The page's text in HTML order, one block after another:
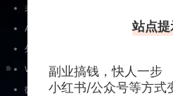
未分类
AI入门
外贸营销工具
Wordpress知识学习/使用技巧
微信公众号
站点提
副业搞钱，快人一步
小红书/公众号等方式